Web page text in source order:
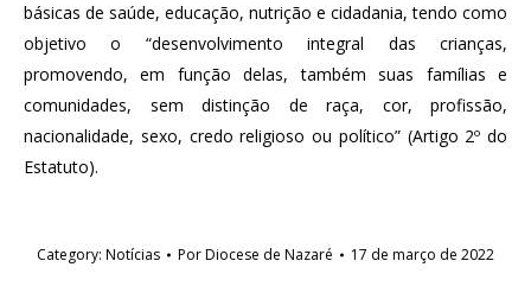
básicas de saúde, educação, nutrição e cidadania, tendo como
objetivo o “desenvolvimento integral das crianças,
promovendo, em função delas, também suas famílias e
comunidades, sem distinção de raça, cor, profissão,
nacionalidade, sexo, credo religioso ou político” (Artigo 2º do
Estatuto).
Category: Notícias PorDiocese de Nazaré 17 de março de 2022